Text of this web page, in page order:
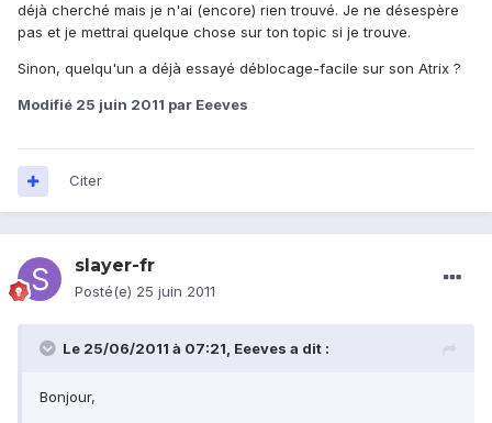
déjà cherché mais je n'ai (encore) rien trouvé. Je ne désespère
pas et je mettrai quelque chose sur ton topic si je trouve.
Sinon, quelqu'un a déjà essayé déblocage-facile sur son Atrix ?
Modifié 25 juin 2011 par Eeeves
Citer
slayer-fr
Posté(e) 25 juin 2011
Le 25/06/2011 à 07:21, Eeeves a dit :
Bonjour,